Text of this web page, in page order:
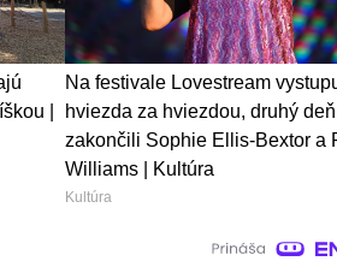
|
Na festivale Lovestream
hviezda za hviezdou, druhý deň
zakončili Sophie Ellis-Bextor a
Williams | Kultúra
Kultúra